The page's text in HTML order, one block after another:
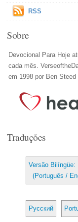
RSS
Sobre
Devocional Para Hoje
cada mês.
em 1998 por Ben
Traduções
Versão Bilíngüe:
(Português /
Русский